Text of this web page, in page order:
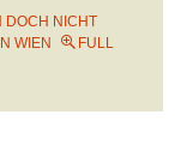
DOCH NICHT
WIEN
FULL